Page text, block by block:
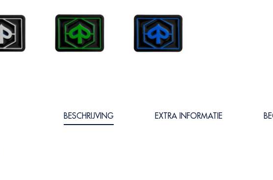
BESCHRIJVING EXTRA INFORMATIE